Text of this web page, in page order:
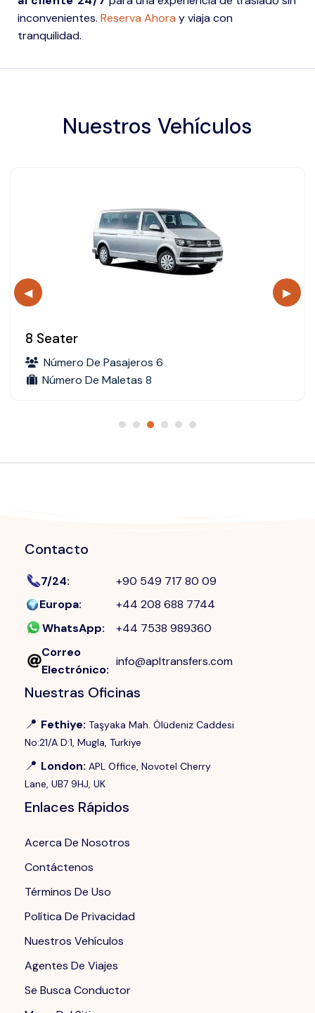
inconvenientes. Reserva Ahora y viaja con
tranquilidad.
Nuestros Vehículos
◀
8 Seater
Número De Pasajeros 6
Número De Maletas 8
▶
Contacto
7/24:
+90 549 717 80 09
Europa:
+44 208 688 7744
WhatsApp:
+44 7538 989360
Correo
Electrónico:
info@apltransfers.com
Nuestras Oficinas
📍 Fethiye: Taşyaka Mah. Ölüdeniz Caddesi
No:21/A D:1, Mugla, Turkiye
📍 London: APL Office, Novotel Cherry
Lane, UB7 9HJ, UK
Enlaces Rápidos
Acerca De Nosotros
Contáctenos
Términos De Uso
Política De Privacidad
Nuestros Vehículos
Agentes De Viajes
Se Busca Conductor